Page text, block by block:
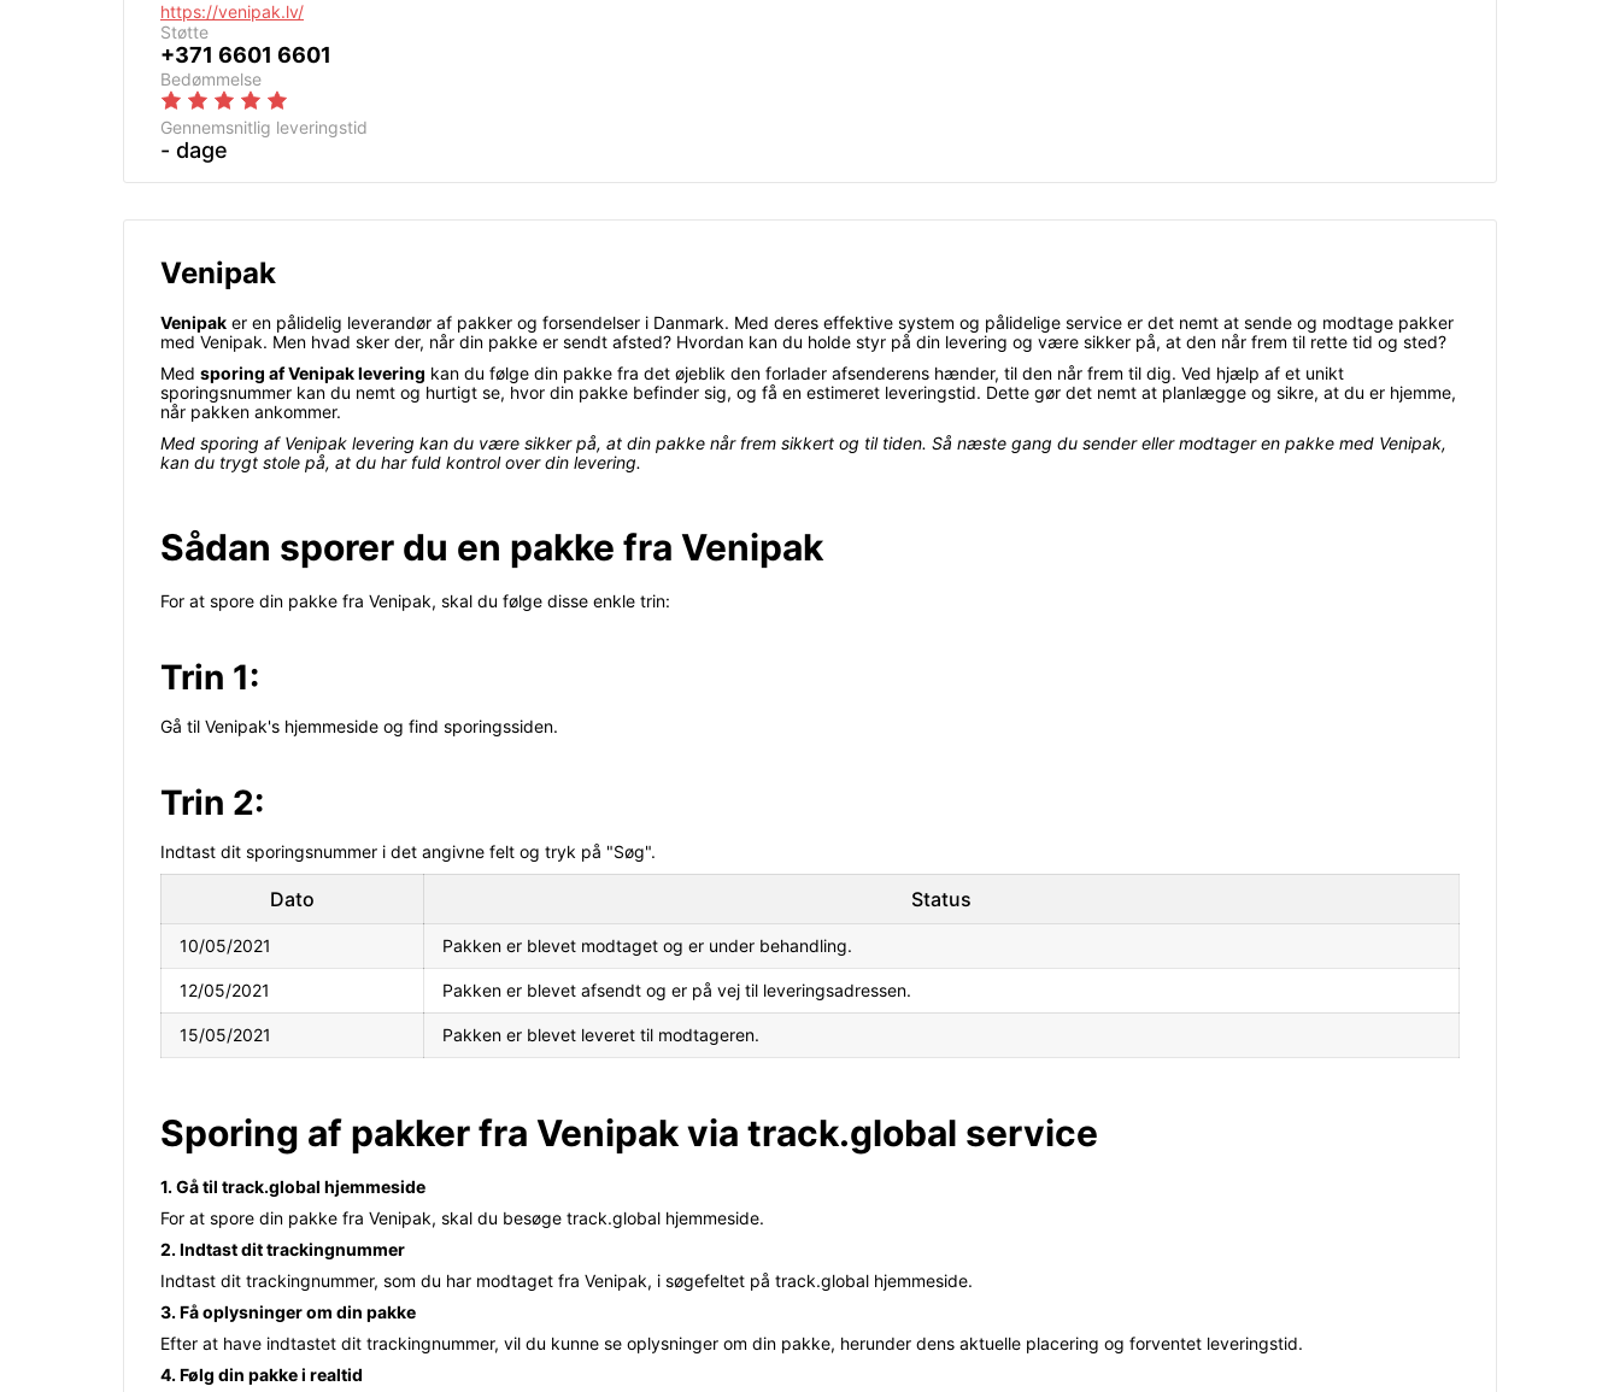
https://venipak.lv/
Støtte
+371 6601 6601
Bedømmelse
Gennemsnitlig leveringstid
- dage
Venipak
Venipak er en pålidelig leverandør af pakker og forsendelser i Danmark. Med deres effektive system og pålidelige service er det nemt at sende og modtage pakker
med Venipak. Men hvad sker der, når din pakke er sendt afsted? Hvordan kan du holde styr på din levering og være sikker på, at den når frem til rette tid og sted?
Med sporing af Venipak levering kan du følge din pakke fra det øjeblik den forlader afsenderens hænder, til den når frem til dig. Ved hjælp af et unikt
sporingsnummer kan du nemt og hurtigt se, hvor din pakke befinder sig, og få en estimeret leveringstid. Dette gør det nemt at planlægge og sikre, at du er hjemme,
når pakken ankommer.
Med sporing af Venipak levering kan du være sikker på, at din pakke når frem sikkert og til tiden. Så næste gang du sender eller modtager en pakke med Venipak,
kan du trygt stole på, at du har fuld kontrol over din levering.
Sådan sporer du en pakke fra Venipak
For at spore din pakke fra Venipak, skal du følge disse enkle trin:
Trin 1:
Gå til Venipak's hjemmeside og find sporingssiden.
Trin 2:
Indtast dit sporingsnummer i det angivne felt og tryk på "Søg".
Dato Status
10/05/2021 Pakken er blevet modtaget og er under behandling.
12/05/2021 Pakken er blevet afsendt og er på vej til leveringsadressen.
15/05/2021 Pakken er blevet leveret til modtageren.
Sporing af pakker fra Venipak via track.global service
1. Gå til track.global hjemmeside
For at spore din pakke fra Venipak, skal du besøge track.global hjemmeside.
2. Indtast dit trackingnummer
Indtast dit trackingnummer, som du har modtaget fra Venipak, i søgefeltet på track.global hjemmeside.
3. Få oplysninger om din pakke
Efter at have indtastet dit trackingnummer, vil du kunne se oplysninger om din pakke, herunder dens aktuelle placering og forventet leveringstid.
4. Følg din pakke i realtid